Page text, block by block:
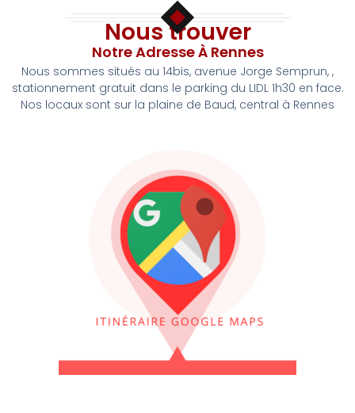
Nous trouver
Notre Adresse À Rennes
Nous sommes situés au 14bis, avenue Jorge Semprun, ,
stationnement gratuit dans le parking du LIDL 1h30 en face.
Nos locaux sont sur la plaine de Baud, central à Rennes